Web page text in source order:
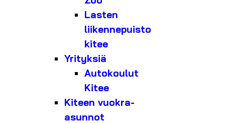
Lasten
liikennepuisto
kitee
Yrityksiä
Autokoulut
Kitee
Kiteen vuokra-
asunnot